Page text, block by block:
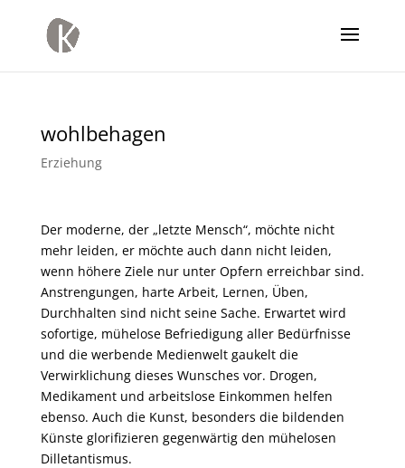
wohlbehagen
Erziehung
Der moderne, der „letzte Mensch“, möchte nicht
mehr leiden, er möchte auch dann nicht leiden,
wenn höhere Ziele nur unter Opfern erreichbar sind.
Anstrengungen, harte Arbeit, Lernen, Üben,
Durchhalten sind nicht seine Sache. Erwartet wird
sofortige, mühelose Befriedigung aller Bedürfnisse
und die werbende Medienwelt gaukelt die
Verwirklichung dieses Wunsches vor. Drogen,
Medikament und arbeitslose Einkommen helfen
ebenso. Auch die Kunst, besonders die bildenden
Künste glorifizieren gegenwärtig den mühelosen
Dilletantismus.